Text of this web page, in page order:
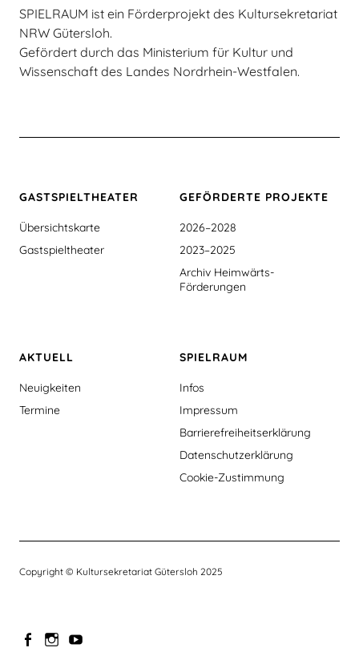
SPIELRAUM ist ein Förderprojekt des Kultursekretariat
NRW Gütersloh.
Gefördert durch das Ministerium für Kultur und
Wissenschaft des Landes Nordrhein-Westfalen.
GASTSPIEL­THEATER
Übersichtskarte
Gastspieltheater
GEFÖRDERTE PROJEKTE
2026–2028
2023–2025
Archiv Heimwärts-
Förderungen
AKTUELL
Neuigkeiten
Termine
SPIELRAUM
Infos
Impressum
Barrierefreiheitserklärung
Datenschutzerklärung
Cookie-Zustimmung
Copyright © Kultursekretariat Gütersloh 2025